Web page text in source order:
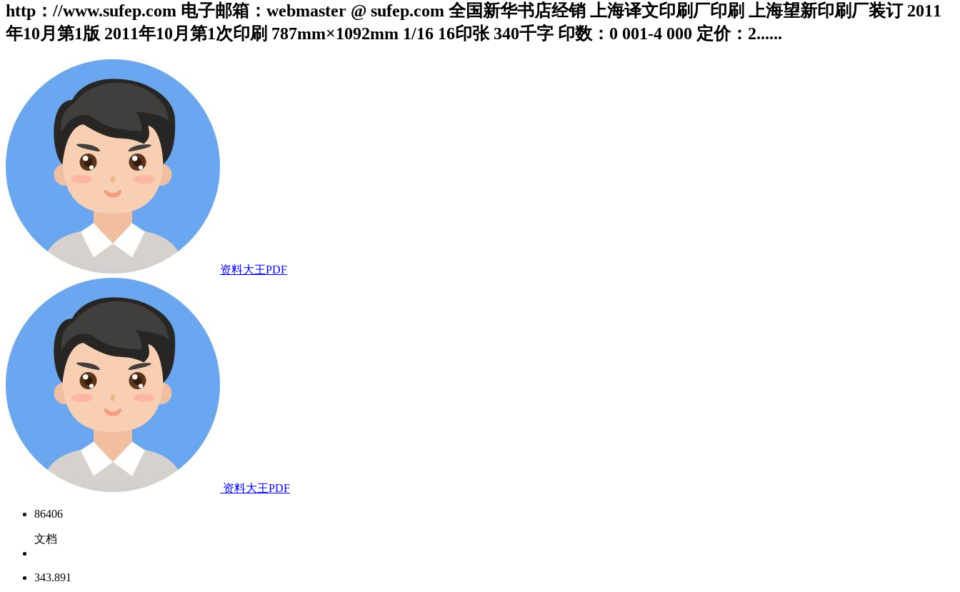
http：//www.sufep.com 电子邮箱：webmaster @ sufep.com 全国新华书店经销 上海译文印刷厂印刷 上海望新印刷厂装订 2011
年10月第1版 2011年10月第1次印刷 787mm×1092mm 1/16 16印张 340千字 印数：0 001-4 000 定价：2......
资料大王PDF
资料大王PDF
86406
文档
343.891